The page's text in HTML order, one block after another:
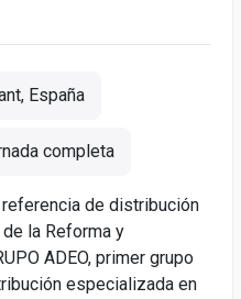
España
completa
de distribución
la Reforma y
ADEO, primer grupo
especializada en